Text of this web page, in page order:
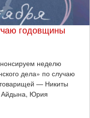
годовщины
неделю
дела» по случаю
— Никиты
Айдына, Юрия